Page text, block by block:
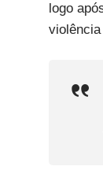
logo